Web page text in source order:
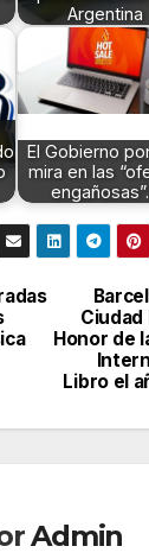
Argentina
El Gobierno
mira en las
Ciudad
Honor de
Libro el
Admin